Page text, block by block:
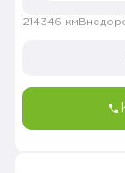
214346 км